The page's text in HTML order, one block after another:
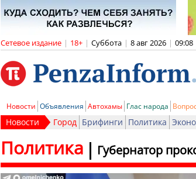
Сетевое издание | 18+ | Суббота | 8 авг 2026 | 09:08
Новости Объявления Автохамы Глас народа
Новости Город Брифинги Политика
Губернатор
Политика